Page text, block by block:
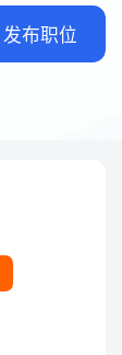
发布职位